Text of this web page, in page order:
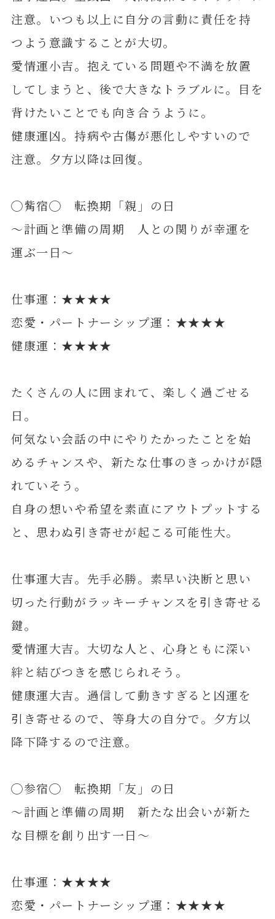
注意。いつも以上に自分の言動に責任を持
つよう意識することが大切。
愛情運小吉。抱えている問題や不満を放置
してしまうと、後で大きなトラブルに。目を
背けたいことでも向き合うように。
健康運凶。持病や古傷が悪化しやすいので
注意。夕方以降は回復。
◯觜宿◯ 転換期「親」の日
～計画と準備の周期 人との関りが幸運を
運ぶ一日～
仕事運：★★★★
恋愛・パートナーシップ運：★★★★
健康運：★★★★
たくさんの人に囲まれて、楽しく過ごせる
日。
何気ない会話の中にやりたかったことを始
めるチャンスや、新たな仕事のきっかけが隠
れていそう。
自身の想いや希望を素直にアウトプットする
と、思わぬ引き寄せが起こる可能性大。
仕事運大吉。先手必勝。素早い決断と思い
切った行動がラッキーチャンスを引き寄せる
鍵。
愛情運大吉。大切な人と、心身ともに深い
絆と結びつきを感じられそう。
健康運大吉。過信して動きすぎると凶運を
引き寄せるので、等身大の自分で。夕方以
降下降するので注意。
◯参宿◯ 転換期「友」の日
～計画と準備の周期 新たな出会いが新た
な目標を創り出す一日～
仕事運：★★★★
恋愛・パートナーシップ運：★★★★